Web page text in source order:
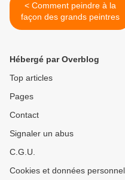
< Comment peindre à la
façon des grands peintres
Hébergé par Overblog
Top articles
Pages
Contact
Signaler un abus
C.G.U.
Cookies et données